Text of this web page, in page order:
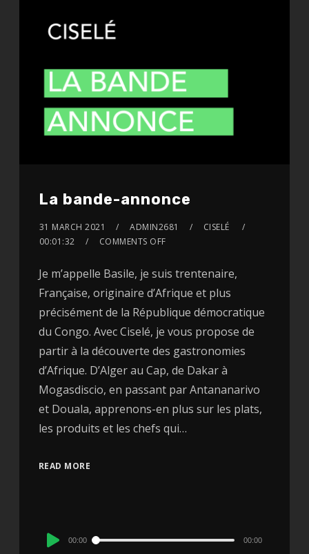
La bande-annonce
31 MARCH 2021 ADMIN2681
CISELÉ
00:01:32
COMMENTS OFF
Je m’appelle Basile, je suis trentenaire,
Française, originaire d’Afrique et plus
précisément de la République démocratique
du Congo. Avec Ciselé, je vous propose de
partir à la découverte des gastronomies
d’Afrique. D’Alger au Cap, de Dakar à
Mogasdiscio, en passant par Antananarivo
et Douala, apprenons-en plus sur les plats,
les produits et les chefs qui…
READ MORE
Audio
00:00 00:00